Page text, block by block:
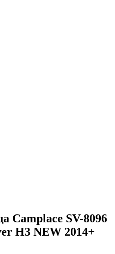
Camplace SV-8096
H3 NEW 2014+